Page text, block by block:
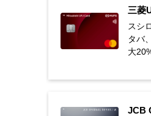
三菱
スシ
タバ
大
JCB